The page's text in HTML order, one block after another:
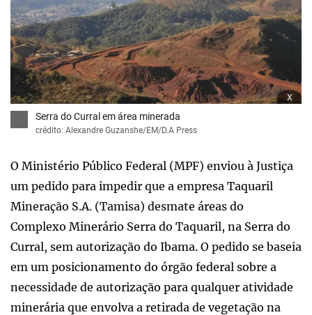
x
Serra do Curral em área minerada
crédito: Alexandre Guzanshe/EM/D.A Press
O Ministério Público Federal (MPF) enviou à Justiça
um pedido para impedir que a empresa Taquaril
Mineração S.A. (Tamisa) desmate áreas do
Complexo Minerário Serra do Taquaril, na Serra do
Curral, sem autorização do Ibama. O pedido se baseia
em um posicionamento do órgão federal sobre a
necessidade de autorização para qualquer atividade
minerária que envolva a retirada de vegetação na